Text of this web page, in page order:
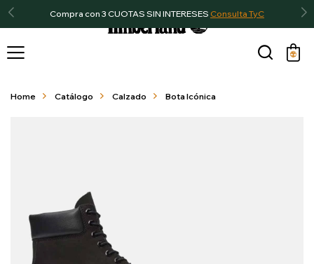
Compra con 3 CUOTAS SIN INTERESES Consulta TyC

Home Catálogo Calzado Bota Icónica